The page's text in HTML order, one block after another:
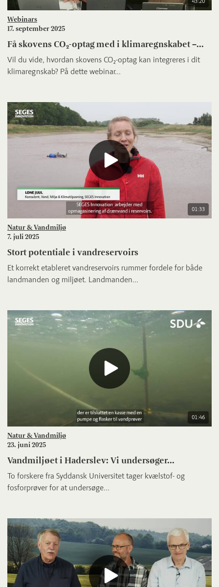
Webinars
17. september 2025
Få skovens CO₂-optag med i klimaregnskabet –...
Vil du vide, hvordan skovens CO₂-optag kan integreres i dit
klimaregnskab? På dette webinar...
01:33
Natur & Vandmiljø
7. juli 2025
Stort potentiale i vandreservoirs
Et korrekt etableret vandreservoirs rummer fordele for både
landmanden og miljøet. Landmanden...
01:46
Natur & Vandmiljø
23. juni 2025
Vandmiljøet i Haderslev: Vi undersøger...
To forskere fra Syddansk Universitet tager kvælstof- og
fosforprøver for at undersøge...